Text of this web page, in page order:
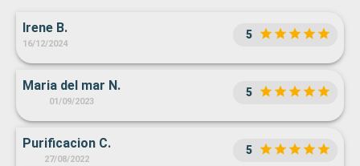
Irene B.
16/12/2024
5
Maria del mar N.
01/09/2023
5
Purificacion C.
27/08/2022
5